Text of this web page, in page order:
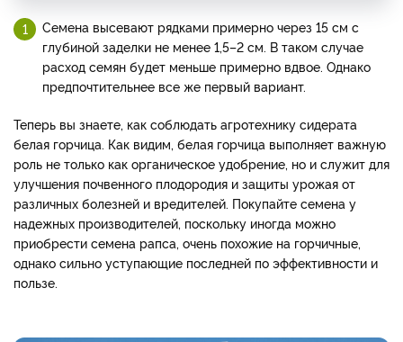
Семена высевают рядками примерно через 15 см с
глубиной заделки не менее 1,5–2 см. В таком случае
расход семян будет меньше примерно вдвое. Однако
предпочтительнее все же первый вариант.
Теперь вы знаете, как соблюдать агротехнику сидерата
белая горчица. Как видим, белая горчица выполняет важную
роль не только как органическое удобрение, но и служит для
улучшения почвенного плодородия и защиты урожая от
различных болезней и вредителей. Покупайте семена у
надежных производителей, поскольку иногда можно
приобрести семена рапса, очень похожие на горчичные,
однако сильно уступающие последней по эффективности и
пользе.